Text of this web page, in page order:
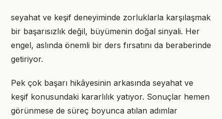
seyahat ve keşif deneyiminde zorluklarla karşılaşmak
bir başarısızlık değil, büyümenin doğal sinyali. Her
engel, aslında önemli bir ders fırsatını da beraberinde
getiriyor.
Pek çok başarı hikâyesinin arkasında seyahat ve
keşif konusundaki kararlılık yatıyor. Sonuçlar hemen
görünmese de süreç boyunca atılan adımlar